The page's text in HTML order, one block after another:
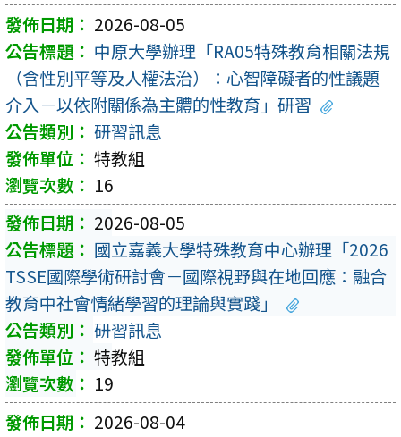
2026-08-05
中原大學辦理「RA05特殊教育相關法規
（含性別平等及人權法治）：心智障礙者的性議題
介入－以依附關係為主體的性教育」研習
研習訊息
特教組
16
2026-08-05
國立嘉義大學特殊教育中心辦理「2026
TSSE國際學術研討會－國際視野與在地回應：融合
教育中社會情緒學習的理論與實踐」
研習訊息
特教組
19
2026-08-04